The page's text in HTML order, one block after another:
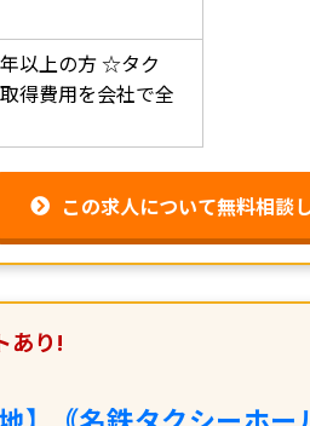
以上の方☆タク
得費用を会社で全
この求人について無料相談
あり!